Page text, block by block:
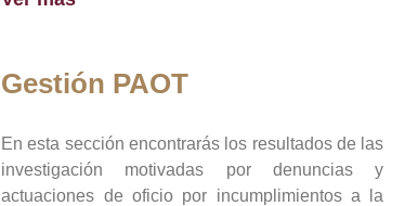
Gestión PAOT
En esta sección encontrarás los resultados de las
investigación motivadas por denuncias y
actuaciones de oficio por incumplimientos a la